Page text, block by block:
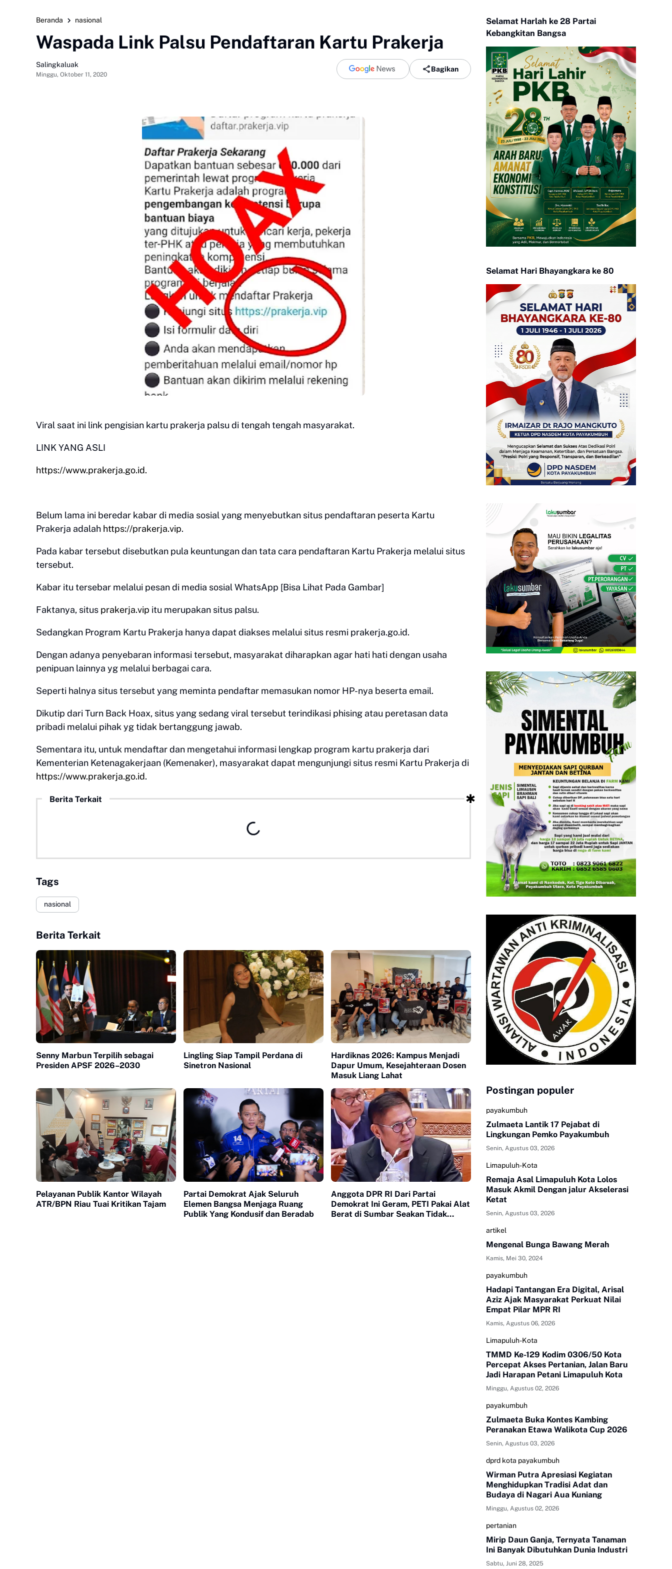
Beranda nasional
Waspada Link Palsu Pendaftaran Kartu Prakerja
Salingkaluak
Minggu, Oktober 11, 2020
Bagikan
Viral saat ini link pengisian kartu prakerja palsu di tengah tengah masyarakat.
LINK YANG ASLI
https://www.prakerja.go.id.
Belum lama ini beredar kabar di media sosial yang menyebutkan situs pendaftaran peserta Kartu
Prakerja adalah https://prakerja.vip.
Pada kabar tersebut disebutkan pula keuntungan dan tata cara pendaftaran Kartu Prakerja melalui situs
tersebut.
Kabar itu tersebar melalui pesan di media sosial WhatsApp [Bisa Lihat Pada Gambar]
Faktanya, situs prakerja.vip itu merupakan situs palsu.
Sedangkan Program Kartu Prakerja hanya dapat diakses melalui situs resmi prakerja.go.id.
Dengan adanya penyebaran informasi tersebut, masyarakat diharapkan agar hati hati dengan usaha
penipuan lainnya yg melalui berbagai cara.
Seperti halnya situs tersebut yang meminta pendaftar memasukan nomor HP-nya beserta email.
Dikutip dari Turn Back Hoax, situs yang sedang viral tersebut terindikasi phising atau peretasan data
pribadi melalui pihak yg tidak bertanggung jawab.
Sementara itu, untuk mendaftar dan mengetahui informasi lengkap program kartu prakerja dari
Kementerian Ketenagakerjaan (Kemenaker), masyarakat dapat mengunjungi situs resmi Kartu Prakerja di
https://www.prakerja.go.id.
Berita Terkait
Tags
nasional
Berita Terkait
Senny Marbun Terpilih sebagai
Presiden APSF 2026–2030
Lingling Siap Tampil Perdana di
Sinetron Nasional
Hardiknas 2026: Kampus Menjadi
Dapur Umum, Kesejahteraan Dosen
Masuk Liang Lahat
Pelayanan Publik Kantor Wilayah
ATR/BPN Riau Tuai Kritikan Tajam
Partai Demokrat Ajak Seluruh
Elemen Bangsa Menjaga Ruang
Publik Yang Kondusif dan Beradab
Anggota DPR RI Dari Partai
Demokrat Ini Geram, PETI Pakai Alat
Berat di Sumbar Seakan Tidak
Selamat Harlah ke 28 Partai
Kebangkitan Bangsa
Selamat Hari Bhayangkara ke 80
Postingan populer
payakumbuh
Zulmaeta Lantik 17 Pejabat di
Lingkungan Pemko Payakumbuh
Senin, Agustus 03, 2026
Limapuluh-Kota
Remaja Asal Limapuluh Kota Lolos
Masuk Akmil Dengan jalur Akselerasi
Ketat
Senin, Agustus 03, 2026
artikel
Mengenal Bunga Bawang Merah
Kamis, Mei 30, 2024
payakumbuh
Hadapi Tantangan Era Digital, Arisal
Aziz Ajak Masyarakat Perkuat Nilai
Empat Pilar MPR RI
Kamis, Agustus 06, 2026
Limapuluh-Kota
TMMD Ke-129 Kodim 0306/50 Kota
Percepat Akses Pertanian, Jalan Baru
Jadi Harapan Petani Limapuluh Kota
Minggu, Agustus 02, 2026
payakumbuh
Zulmaeta Buka Kontes Kambing
Peranakan Etawa Walikota Cup 2026
Senin, Agustus 03, 2026
dprd kota payakumbuh
Wirman Putra Apresiasi Kegiatan
Menghidupkan Tradisi Adat dan
Budaya di Nagari Aua Kuniang
Minggu, Agustus 02, 2026
pertanian
Mirip Daun Ganja, Ternyata Tanaman
Ini Banyak Dibutuhkan Dunia Industri
Sabtu, Juni 28, 2025